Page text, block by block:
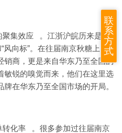
集效应 。江浙沪皖历来是中
风向标”。在往届南京秋糖上，
销商，更是来自华东乃至全国的
敏锐的嗅觉而来，他们在这里选
在华东乃至全国市场的开局。
化率 。很多参加过往届南京
联
系
方
式